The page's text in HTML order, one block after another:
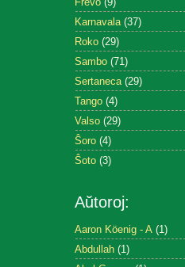
Karnavala (37)
Roko (29)
Sambo (71)
Sertaneca (29)
Tango (4)
Valso (29)
Ŝoro (4)
Ŝoto (3)
Aŭtoroj:
Aaron Köenig - A (1)
Abdullah (1)